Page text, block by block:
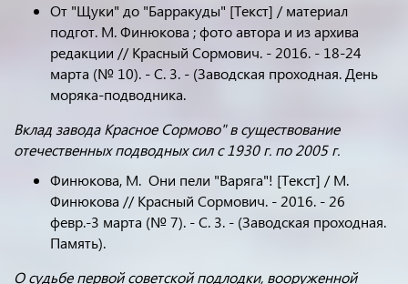
От "Щуки" до "Барракуды" [Текст] / материал
подгот. М. Финюкова ; фото автора и из архива
редакции // Красный Сормович. - 2016. - 18-24
марта (№ 10). - С. 3. - (Заводская проходная. День
моряка-подводника.
Вклад завода Красное Сормово" в существование
отечественных подводных сил с 1930 г. по 2005 г.
Финюкова, М. Они пели "Варяга"! [Текст] / М.
Финюкова // Красный Сормович. - 2016. - 26
февр.-3 марта (№ 7). - С. 3. - (Заводская проходная.
Память).
О судьбе первой советской подлодки, вооруженной